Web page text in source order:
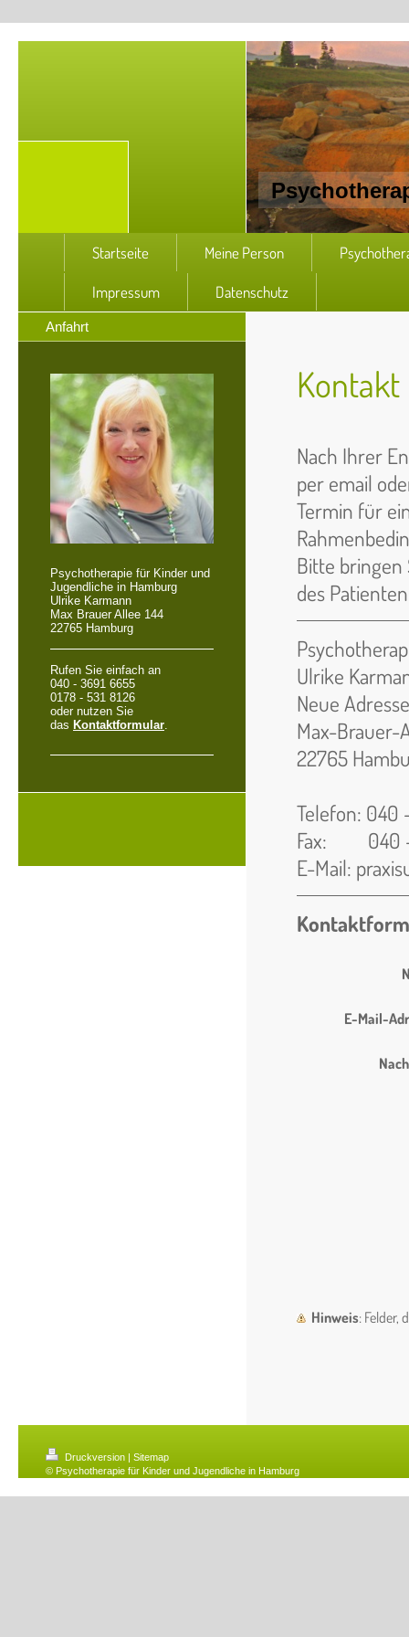
Startseite Meine Person
Impressum Datenschutz
Anfahrt
Psychotherapie für Kinder und
Jugendliche in Hamburg
Ulrike Karmann
Max Brauer Allee 144
22765 Hamburg
Rufen Sie einfach an
040 - 3691 6655
0178 - 531 8126
oder nutzen Sie
das Kontaktformular
Kontakt
Nach Ihrer
per email
Termin für
Bitte bringen
des
Ulrike
Neue
Max-Brauer-
22765
Telefon: 040
Fax: 040 -
E-Mail:
E-Mail-
Hinweis :
Druckversion | Sitemap
© Psychotherapie für Kinder und Jugendliche in Hamburg